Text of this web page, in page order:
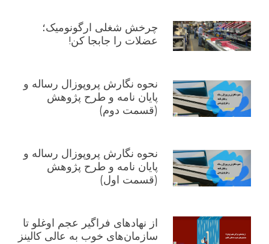
چرخش شغلی ارگونومیک؛
عضلات را جابجا کن!
نحوه نگارش پروپوزال رساله و
پایان نامه و طرح پژوهش
(قسمت دوم)
نحوه نگارش پروپوزال رساله و
پایان نامه و طرح پژوهش
(قسمت اول)
از نهادهای فراگیر عجم اوغلو تا
سازمان‌های خوب به عالی کالینز